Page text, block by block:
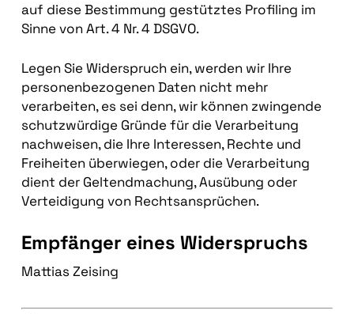
auf diese Bestimmung gestütztes Profiling im
Sinne von Art. 4 Nr. 4 DSGVO.
Legen Sie Widerspruch ein, werden wir Ihre
personenbezogenen Daten nicht mehr
verarbeiten, es sei denn, wir können zwingende
schutzwürdige Gründe für die Verarbeitung
nachweisen, die Ihre Interessen, Rechte und
Freiheiten überwiegen, oder die Verarbeitung
dient der Geltendmachung, Ausübung oder
Verteidigung von Rechtsansprüchen.
Empfänger eines Widerspruchs
Mattias Zeising